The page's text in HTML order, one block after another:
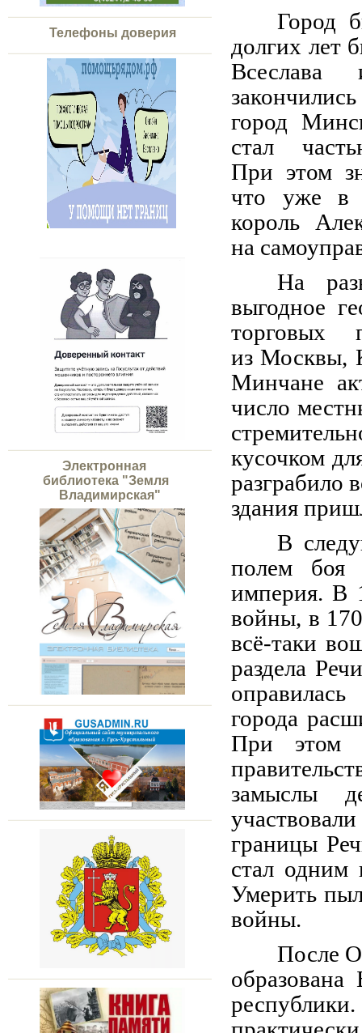
Телефоны доверия
Электронная
библиотека "Земля
Владимирская"
Город
долгих лет
город
стал
При этом
что уже в
король
на
На
выгодное
торговых
из Москвы,
Минчане
число
кусочком
разграбило
здания
В
полем боя
империя. В
войны, в
всё‑таки
раздела
города
При этом
замыслы
границы
стал одним
Умерить
войны.
После